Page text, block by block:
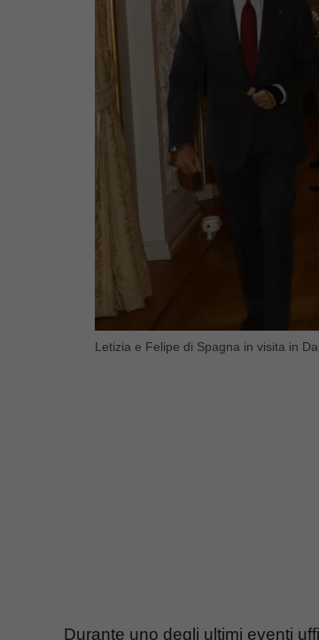
Letizia e Felipe di Spagna in visita in
Durante uno degli ultimi eventi